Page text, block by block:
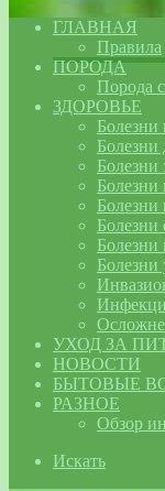
ГЛАВНАЯ
Правила
ПОРОДА
Порода
ЗДОРОВЬЕ
Болезни
Болезни
Болезни
Болезни
Болезни
Болезни
УХОД ЗА
НОВОСТИ
БЫТОВЫЕ
РАЗНОЕ
Обзор
Искать